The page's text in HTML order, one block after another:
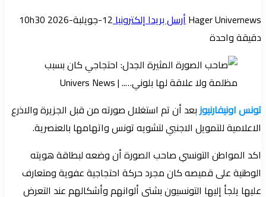
Hager Univernewsأرسل بريدا إلكترونيا12-جويلبة-2026 10h30
دقيقة واحدة
تونس اونيفارنيوزبعد أن تم استغلال صورته من قبل الجزيرة والاذرع
الاعلامية للتمويل الاجنبي لتشويه تونس واتهامها بالعنصرية.
اكد المواطن التونسي صاحب الصورة أن وضعه لبطاقة هويته
الوطنية على قميصه كان مجرد حركة احتجاجية عفوية ومتعارف
عليها يلجأ إليها التونسيون بشتى ألوانهم وأشكالهم عند التعرض